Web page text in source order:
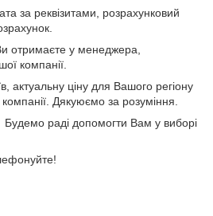
за реквізитами, розрахунковий
отримаєте у менеджера,
компанії.
актуальну ціну для Вашого регіону
Дякуюємо за розуміння.
Вам у виборі